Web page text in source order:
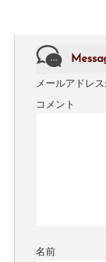
メールアドレ
コメント
名前